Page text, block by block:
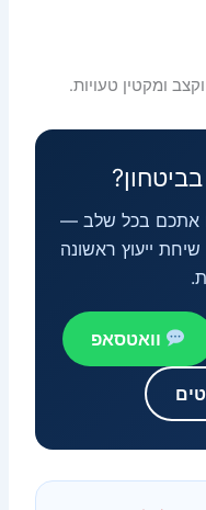
ומקטין טעויות.
אתכם בכל שלב —
ייעוץ ראשונה
וואטסאפ